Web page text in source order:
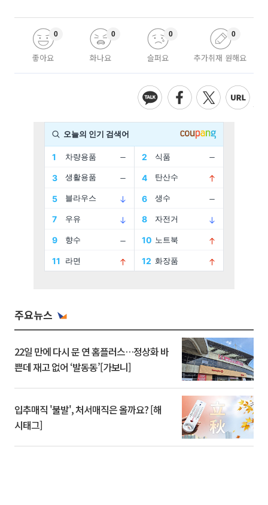
좋아요
0
화나요
0
슬퍼요
0
추가취재 원해요
0
주요뉴스
22일 만에 다시 문 연 홈플러스…정상화 바
쁜데 재고 없어 ‘발동동’[가보니]
입추매직 '불발', 처서매직은 올까요? [해
시태그]